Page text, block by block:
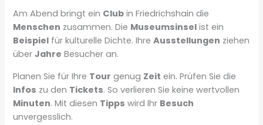
Am Abend bringt ein Club in Friedrichshain die
Menschen zusammen. Die Museumsinsel ist ein
Beispiel für kulturelle Dichte. IhreAusstellungen ziehen
überJahre Besucher an.
Planen Sie für Ihre Tour genug Zeit ein. Prüfen Sie die
Infos zu den Tickets. So verlieren Sie keine wertvollen
Minuten. Mit diesen Tipps wird Ihr Besuch
unvergesslich.